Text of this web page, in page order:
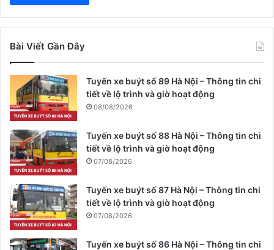
Bài Viết Gần Đây
Tuyến xe buýt số 89 Hà Nội – Thông tin chi
tiết về lộ trình và giờ hoạt động
08/08/2026
Tuyến xe buýt số 88 Hà Nội – Thông tin chi
tiết về lộ trình và giờ hoạt động
07/08/2026
Tuyến xe buýt số 87 Hà Nội – Thông tin chi
tiết về lộ trình và giờ hoạt động
07/08/2026
Tuyến xe buýt số 86 Hà Nội – Thông tin chi